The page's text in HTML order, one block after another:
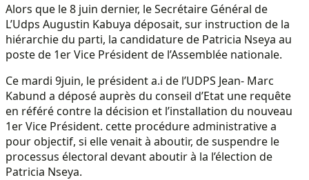
Alors que le 8 juin dernier, le Secrétaire Général de
L’Udps Augustin Kabuya déposait, sur instruction de la
hiérarchie du parti, la candidature de Patricia Nseya au
poste de 1er Vice Président de l’Assemblée nationale.
Ce mardi 9juin, le président a.i de l’UDPS Jean- Marc
Kabund a déposé auprès du conseil d’Etat une requête
en référé contre la décision et l’installation du nouveau
1er Vice Président. cette procédure administrative a
pour objectif, si elle venait à aboutir, de suspendre le
processus électoral devant aboutir à la l’élection de
Patricia Nseya.